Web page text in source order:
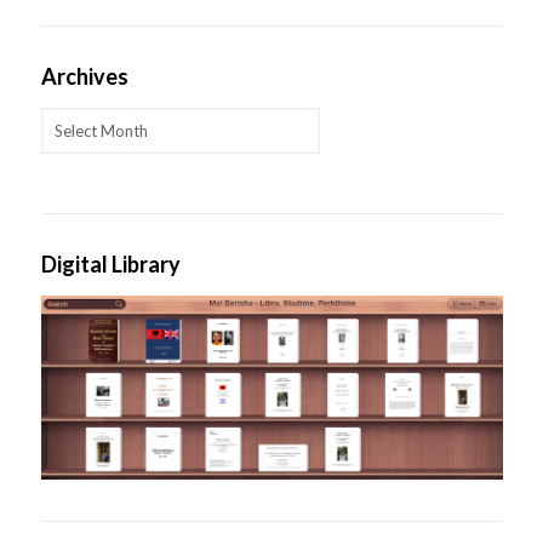
Archives
Digital Library